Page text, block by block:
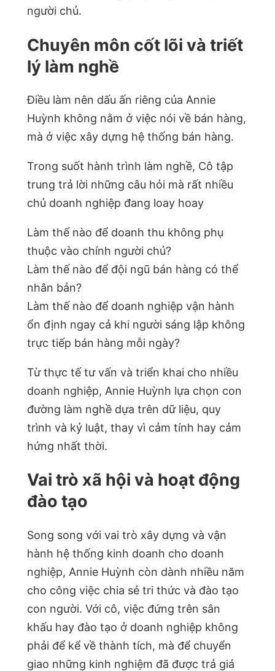
người chủ.
Chuyên môn cốt lõi và triết
lý làm nghề
Điều làm nên dấu ấn riêng của Annie
Huỳnh không nằm ở việc nói về bán hàng,
mà ở việc xây dựng hệ thống bán hàng.
Trong suốt hành trình làm nghề, Cô tập
trung trả lời những câu hỏi mà rất nhiều
chủ doanh nghiệp đang loay hoay
Làm thế nào để doanh thu không phụ
thuộc vào chính người chủ?
Làm thế nào để đội ngũ bán hàng có thể
nhân bản?
Làm thế nào để doanh nghiệp vận hành
ổn định ngay cả khi người sáng lập không
trực tiếp bán hàng mỗi ngày?
Từ thực tế tư vấn và triển khai cho nhiều
doanh nghiệp, Annie Huỳnh lựa chọn con
đường làm nghề dựa trên dữ liệu, quy
trình và kỷ luật, thay vì cảm tính hay cảm
hứng nhất thời.
Vai trò xã hội và hoạt động
đào tạo
Song song với vai trò xây dựng và vận
hành hệ thống kinh doanh cho doanh
nghiệp, Annie Huỳnh còn dành nhiều năm
cho công việc chia sẻ tri thức và đào tạo
con người. Với cô, việc đứng trên sân
khấu hay đào tạo ở doanh nghiệp không
phải để kể về thành tích, mà để chuyển
giao những kinh nghiệm đã được trả giá